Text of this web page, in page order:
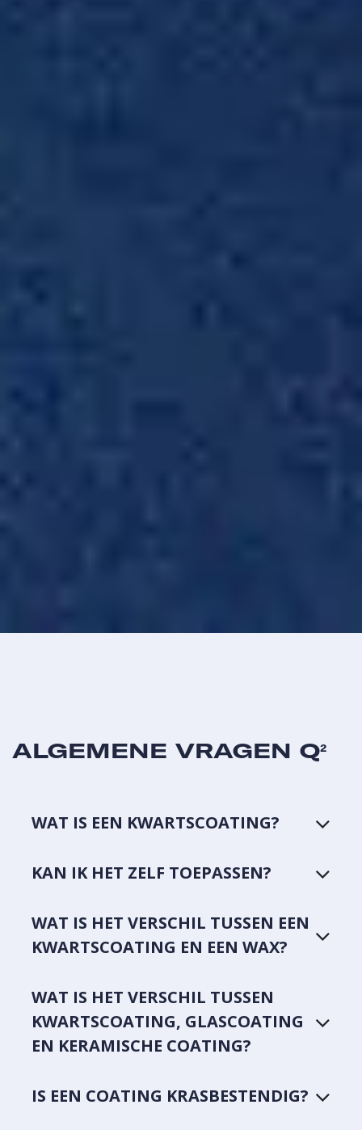
ALGEMENE VRAGEN Q²
WAT IS EEN KWARTSCOATING?
KAN IK HET ZELF TOEPASSEN?
WAT IS HET VERSCHIL TUSSEN EEN
KWARTSCOATING EN EEN WAX?
WAT IS HET VERSCHIL TUSSEN
KWARTSCOATING, GLASCOATING
EN KERAMISCHE COATING?
IS EEN COATING KRASBESTENDIG?